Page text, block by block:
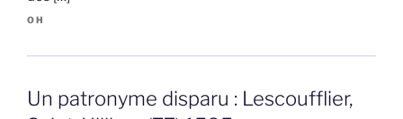
OH
Un patronyme disparu : Lescoufflier,